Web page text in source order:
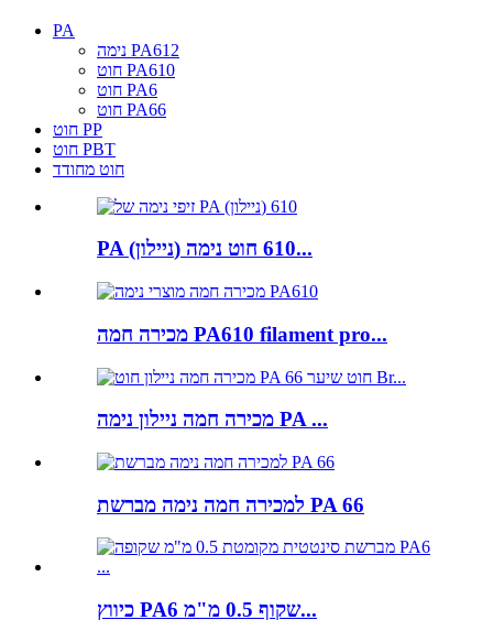
PA
נימה PA612
חוט PA610
חוט PA6
חוט PA66
חוט PP
חוט PBT
חוט מחודד
PA (ניילון) 610 חוט נימה...
מכירה חמה PA610 filament pro...
מכירה חמה ניילון נימה PA ...
למכירה חמה נימה מברשת PA 66
כיווץ PA6 שקוף 0.5 מ"מ...